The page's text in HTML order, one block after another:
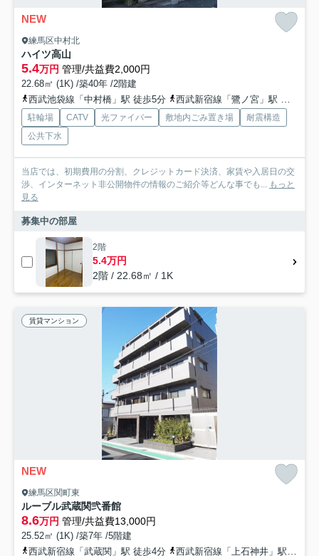
NEW
練馬区中村北
ハイツ高山
5.4万円 管理/共益費2,000円
22.68㎡ (1K) /築40年 /2階建
西武池袋線「中村橋」駅 徒歩5分
西武新宿線「鷺ノ宮」駅 徒歩19分
駐輪場 CATV 光ファイバー 敷地内ごみ置き場
耐震構造
公共下水
当店では、初期費用の分割、クレジットカード決済、家賃や入居日の交
渉、インターネット非公開物件の情報のご紹介等どんな事でも... もっと
見る
募集中の部屋
2階
5.4万円
2階 / 22.68㎡ / 1K
賃貸マンション
NEW
練馬区関町東
ルーブル武蔵関弐番館
8.6万円 管理/共益費13,000円
25.52㎡ (1K) /築7年 /5階建
西武新宿線「武蔵関」駅 徒歩4分
西武新宿線「上石神井」駅 徒歩16分